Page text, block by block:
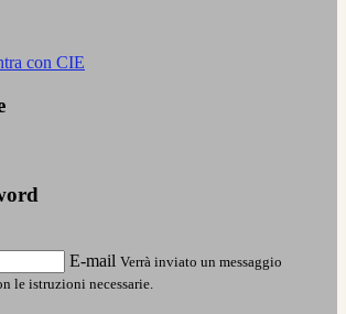
con CIE
E-mail Verrà inviato un messaggio
le istruzioni necessarie.